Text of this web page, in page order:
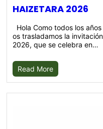
HAIZETARA 2026
Hola Como todos los
os trasladamos la invitación
2026, que se celebra en…
Read More